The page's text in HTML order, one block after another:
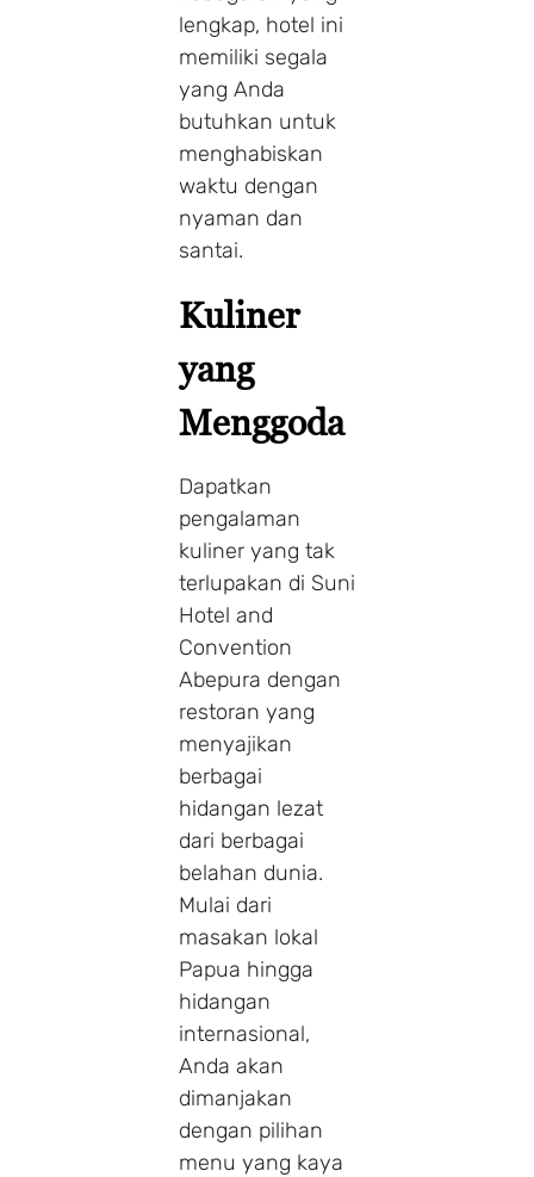
lengkap, hotel ini
memiliki segala
yang Anda
butuhkan untuk
menghabiskan
waktu dengan
nyaman dan
santai.
Kuliner
yang
Menggoda
Dapatkan
pengalaman
kuliner yang tak
terlupakan di Suni
Hotel and
Convention
Abepura dengan
restoran yang
menyajikan
berbagai
hidangan lezat
dari berbagai
belahan dunia.
Mulai dari
masakan lokal
Papua hingga
hidangan
internasional,
Anda akan
dimanjakan
dengan pilihan
menu yang kaya